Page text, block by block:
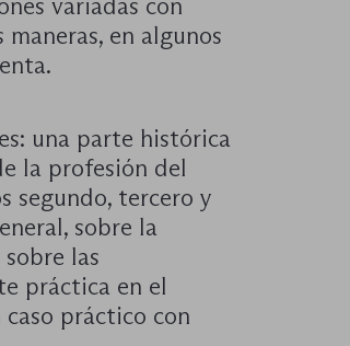
variadas con
en algunos
una parte histórica
la profesión del
segundo, tercero y
sobre la
las
práctica en el
práctico con